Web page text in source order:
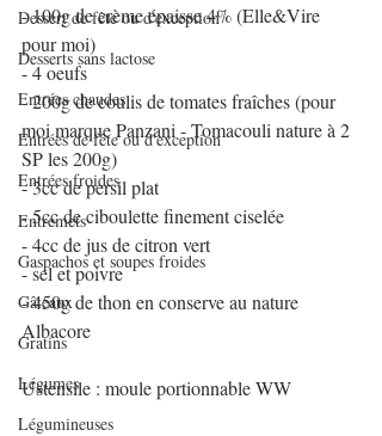
Dessert de fête ou d'exception
Desserts sans lactose
Entrées chaudes
Entrées de fête ou d'exception
Entrées froides
Entremets
Gaspachos et soupes froides
Gâteaux
Gratins
Légumes
Légumineuses
- 100g de crème épaisse 4% (Elle&Vire
pour moi)
- 4 oeufs
- 200g de coulis de tomates fraîches (pour
moi marque Panzani - Tomacouli nature à 2
SP les 200g)
- 3cc de persil plat
- 5cc de ciboulette finement ciselée
- 4cc de jus de citron vert
- sel et poivre
- 450g de thon en conserve au nature
Albacore
Ustensile : moule portionnable WW